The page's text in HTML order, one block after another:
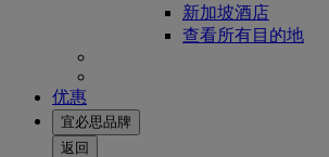
新加坡酒店
查看所有目的地
优惠
宜必思品牌
返回